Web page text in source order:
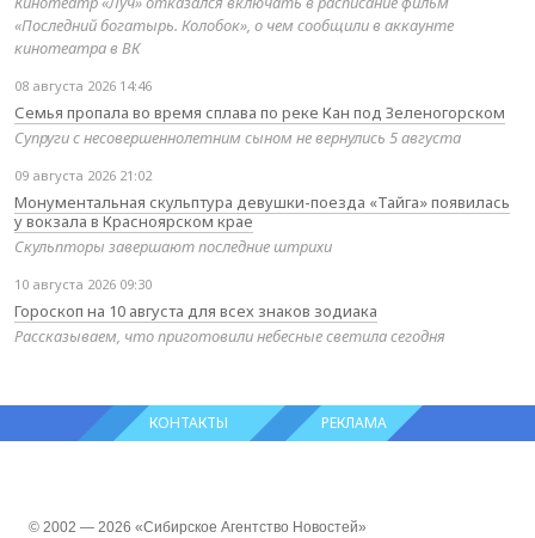
«Последний богатырь. Колобок», о чем сообщили в аккаунте
кинотеатра в ВК
08 августа 2026 14:46
Семья пропала во время сплава по реке Кан под Зеленогорском
Супруги с несовершеннолетним сыном не вернулись 5 августа
09 августа 2026 21:02
Монументальная скульптура девушки-поезда «Тайга» появилась
у вокзала в Красноярском крае
Скульпторы завершают последние штрихи
10 августа 2026 09:30
Гороскоп на 10 августа для всех знаков зодиака
Рассказываем, что приготовили небесные светила сегодня
КОНТАКТЫ РЕКЛАМА
© 2002 — 2026 «Сибирское Агентство Новостей»